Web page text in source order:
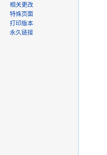
相关更改
特殊页面
打印版本
永久链接